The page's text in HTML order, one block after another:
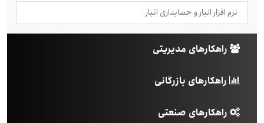
نرم افزار انبار و حسابداری انبار
راهکارهای مدیریتی
راهکارهای بازرگانی
راهکارهای صنعتی